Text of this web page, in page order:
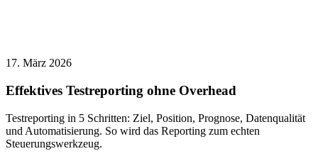
17. März 2026
Effektives Testreporting ohne Overhead
Testreporting in 5 Schritten: Ziel, Position, Prognose, Datenqualität
und Automatisierung. So wird das Reporting zum echten
Steuerungswerkzeug.